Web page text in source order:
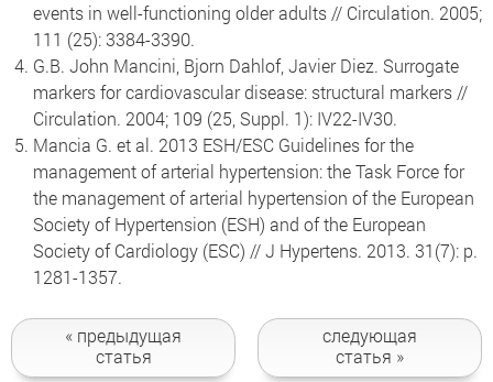
events in well-functioning older adults // Circulation. 2005;
111 (25): 3384-3390.
G.B. John Mancini, Bjorn Dahlof, Javier Diez. Surrogate
markers for cardiovascular disease: structural markers //
Circulation. 2004; 109 (25, Suppl. 1): IV22-IV30.
Mancia G. et al. 2013 ESH/ESC Guidelines for the
management of arterial hypertension: the Task Force for
the management of arterial hypertension of the European
Society of Hypertension (ESH) and of the European
Society of Cardiology (ESC) // J Hypertens. 2013. 31(7): p.
1281-1357.
« предыдущая
статья
следующая
статья »